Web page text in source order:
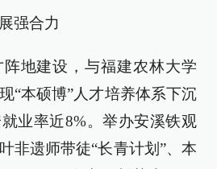
强合力
地建设，与福建农林大学
“本硕博”人才培养体系下沉
业率近8%。举办安溪铁观
非遗师带徒“长青计划”、本